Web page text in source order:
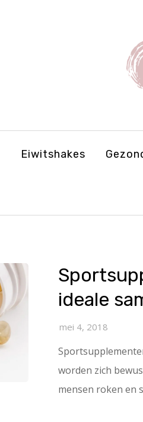
Eiwitshakes
ideale
mei 4, 2018
worden zich
mensen roken en